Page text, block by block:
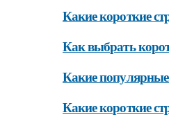
Какие короткие
Как выбрать
Какие
Какие короткие